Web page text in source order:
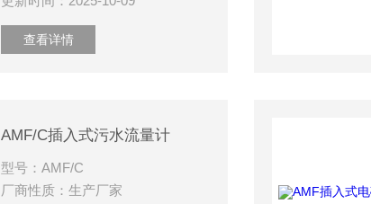
查看详情
AMF/C插入式污水流量计
型号：AMF/C
厂商性质：生产厂家